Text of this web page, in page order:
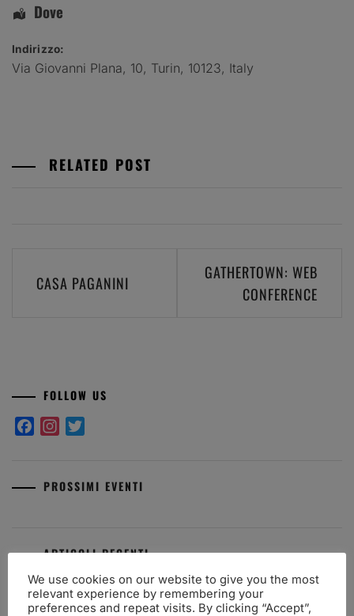
Dove
Indirizzo:
Via Giovanni Plana, 10, Turin, 10123, Italy
RELATED POST
articoli
CASA PAGANINI
GATHERTOWN: WEB
CONFERENCE
FOLLOW US
FacebookInstagram
PROSSIMI EVENTI
ARTICOLI RECENTI
Premio Aldo Fasolo: I finalisti 2025
We use cookies on our website to give you the most
relevant experience by remembering your
preferences and repeat visits. By clicking “Accept”,